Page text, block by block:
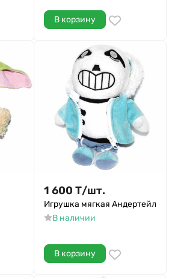
В корзину
1 600 Т/шт.
Игрушка мягкая Андертейл
В наличии
В корзину